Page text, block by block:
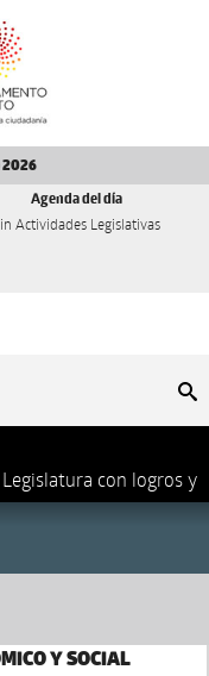
2026
Agenda del día
Actividades Legislativas
con logros y
Y SOCIAL